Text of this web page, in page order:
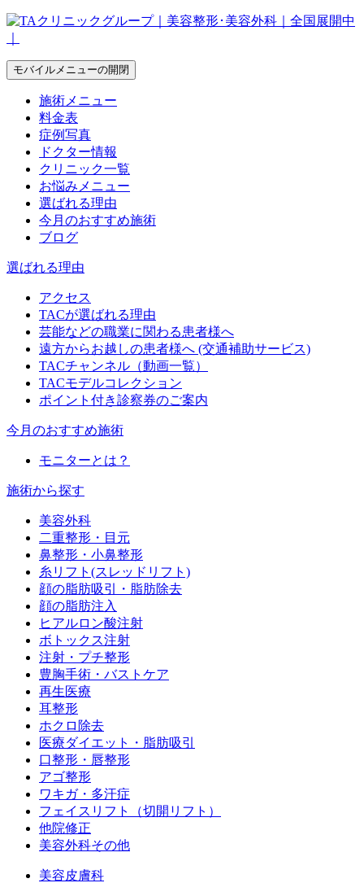
モバイルメニューの開閉
施術メニュー
料金表
症例写真
ドクター情報
クリニック一覧
お悩みメニュー
選ばれる理由
今月のおすすめ施術
ブログ
選ばれる理由
アクセス
TACが選ばれる理由
芸能などの職業に関わる患者様へ
遠方からお越しの患者様へ (交通補助サービス)
TACチャンネル（動画一覧）
TACモデルコレクション
ポイント付き診察券のご案内
今月のおすすめ施術
モニターとは？
施術から探す
美容外科
二重整形・目元
鼻整形・小鼻整形
糸リフト(スレッドリフト)
顔の脂肪吸引・脂肪除去
顔の脂肪注入
ヒアルロン酸注射
ボトックス注射
注射・プチ整形
豊胸手術・バストケア
再生医療
耳整形
ホクロ除去
医療ダイエット・脂肪吸引
口整形・唇整形
アゴ整形
ワキガ・多汗症
フェイスリフト（切開リフト）
他院修正
美容外科その他
美容皮膚科